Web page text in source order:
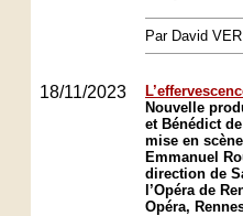
Par David
18/11/2023
Nouvelle
et Bénédict
mise en
Emmanuel
direction de
l’Opéra de
Opéra,